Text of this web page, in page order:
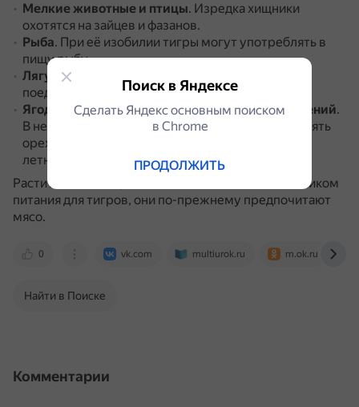
Мелкие животные и птицы. Изредка хищники
охотятся на зайцев и фазанов.
Рыба. При её изобилии тигры могут употреблять в
пищу рыбу.
Лягушки и грызуны
поедать лягушек и другую мелкую живность.
Ягоды и плоды некоторых дикорастущих растений.
В небольшом количестве тигры могут употреблять
орехи, фрукты и траву, обычно это происходит в
летнее время.
Растительная пища не является основным источником
питания для тигров, они по-прежнему предпочитают
мясо.
0 vk.com multiurok.ru m.ok.ru
Найти в Поиске
Комментарии
Поиск в Яндексе
Сделать Яндекс основным поиском
в Сhrome
ПРОДОЛЖИТЬ